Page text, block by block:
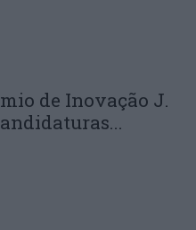
de Inovação J.